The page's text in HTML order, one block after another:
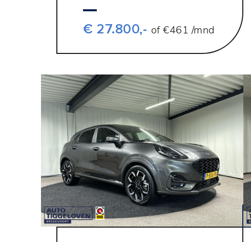
€ 27.800,- of €461 /mnd